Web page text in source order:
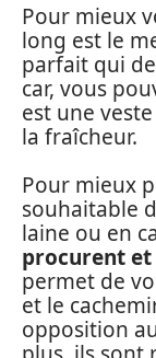
Pour mieux
long est le
parfait qui
car, vous
est une
la fraîcheur.
Pour mieux
souhaitable
laine ou en
procurent
permet de
et le
opposition